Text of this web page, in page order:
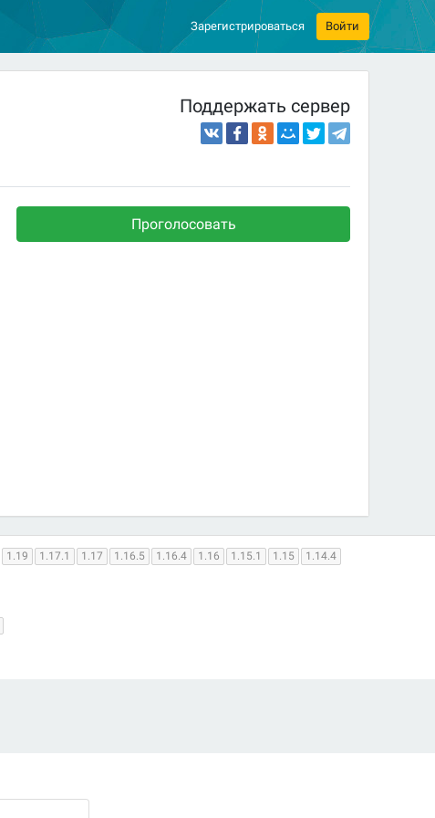
Зарегистрироваться Войти
Поддержать сервер
Проголосовать
1.19 1.17.1 1.17 1.16.5 1.16.4 1.16 1.15.1 1.15
1.14.4